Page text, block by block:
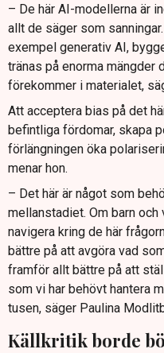
– De här AI-modellerna är
allt de säger som
exempel generativ AI,
tränas på enorma mängder
förekommer i materialet,
Att acceptera bias på det
befintliga fördomar, skapa
förlängningen öka
menar hon.
– Det här är något som
mellanstadiet. Om barn
navigera kring de här
bättre på att avgöra vad
framför allt bättre på att
som vi har behövt hantera
tusen, säger Paulina
Källkritik borde